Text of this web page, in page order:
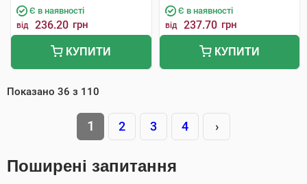
Є в наявності
від 236.20 грн
КУПИТИ
Є в наявності
від 237.70 грн
КУПИТИ
Показано 36 з 110
1 2 3 4 ›
Поширені запитання